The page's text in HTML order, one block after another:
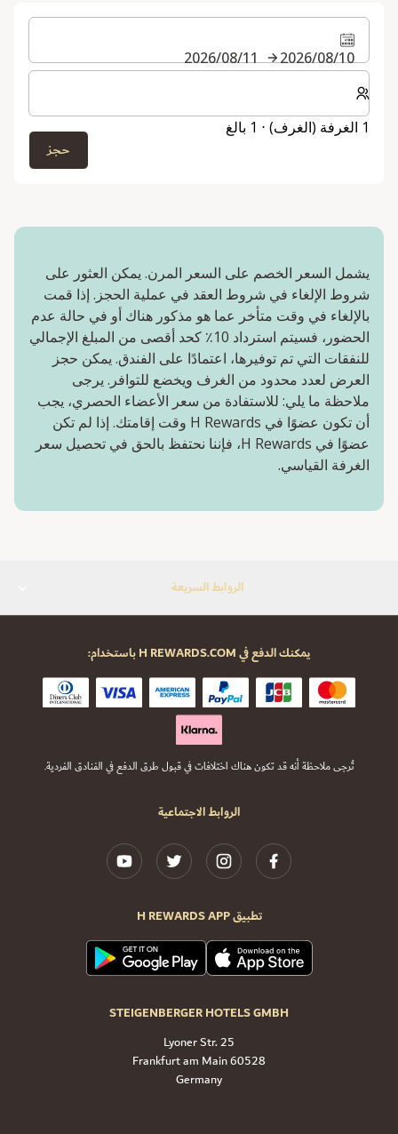
10‏/08‏/2026
11‏/08‏/2026
حدد عدد الغرف والضيوف لإقامتك
1 الغرفة (الغرف) ⋅ 1 بالغ
حجز
يشمل السعر الخصم على السعر المرن. يمكن العثور على
شروط الإلغاء في شروط العقد في عملية الحجز. إذا قمت
بالإلغاء في وقت متأخر عما هو مذكور هناك أو في حالة عدم
الحضور، فسيتم استرداد 10٪ كحد أقصى من المبلغ الإجمالي
للنفقات التي تم توفيرها، اعتمادًا على الفندق. يمكن حجز
العرض لعدد محدود من الغرف ويخضع للتوافر. يرجى
ملاحظة ما يلي: للاستفادة من سعر الأعضاء الحصري، يجب
أن تكون عضوًا في H Rewards وقت إقامتك. إذا لم تكن
عضوًا في H Rewards، فإننا نحتفظ بالحق في تحصيل سعر
الغرفة القياسي.
الروابط السريعة
الروابط الاجتماعية
تطبيق H REWARDS APP
STEIGENBERGER HOTELS GMBH
Lyoner Str. 25
60528 Frankfurt am Main
Germany
يمكنك الدفع في H REWARDS.COM باستخدام:
تُرجى ملاحظة أنه قد تكون هناك اختلافات في قبول طرق الدفع في الفنادق الفردية.